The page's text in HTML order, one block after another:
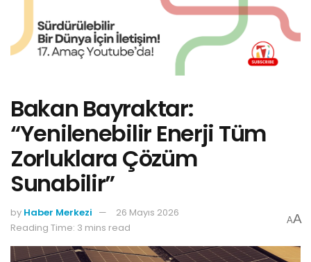
Bakan Bayraktar:
“Yenilenebilir Enerji Tüm
Zorluklara Çözüm
Sunabilir”
by Haber Merkezi
26 Mayıs 2026
Reading Time: 3 mins read
AA